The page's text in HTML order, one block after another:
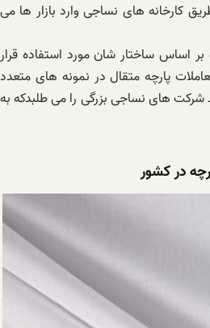
کارخانه های نساجی وارد بازار ها می
اساس ساختار شان مورد استفاده قرار
پارچه متقال در نمونه های متعدد
های نساجی بزرگی را می طلبدکه به
در کشور